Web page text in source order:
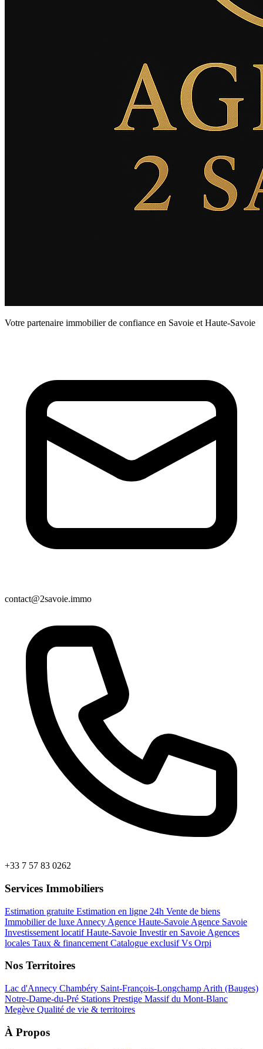
Votre partenaire immobilier de confiance en Savoie et Haute-Savoie
contact@2savoie.immo
+33 7 57 83 0262
Services Immobiliers
Estimation gratuite Estimation en ligne 24h Vente de biens
Immobilier de luxe Annecy Agence Haute-Savoie Agence Savoie
Investissement locatif Haute-Savoie Investir en Savoie Agences
locales Taux & financement Catalogue exclusifVs Orpi
Nos Territoires
Lac d'Annecy Chambéry Saint-François-Longchamp Arith (Bauges)
Notre-Dame-du-Pré Stations Prestige Massif du Mont-Blanc
Megève Qualité de vie & territoires
À Propos